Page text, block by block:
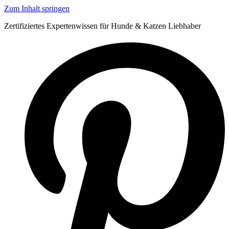
Zum Inhalt springen
Zertifiziertes Expertenwissen für Hunde & Katzen Liebhaber